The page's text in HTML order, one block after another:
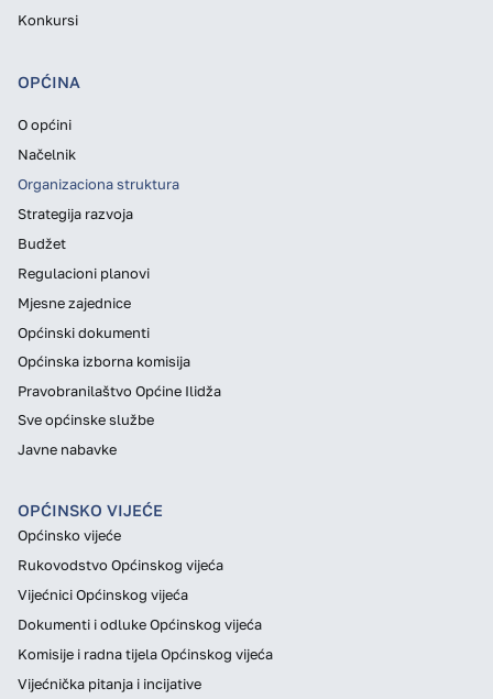
Konkursi
OPĆINA
O općini
Načelnik
Organizaciona struktura
Strategija razvoja
Budžet
Regulacioni planovi
Mjesne zajednice
Općinski dokumenti
Općinska izborna komisija
Pravobranilaštvo Općine Ilidža
Sve općinske službe
Javne nabavke
OPĆINSKO VIJEĆE
Općinsko vijeće
Rukovodstvo Općinskog vijeća
Vijećnici Općinskog vijeća
Dokumenti i odluke Općinskog vijeća
Komisije i radna tijela Općinskog vijeća
Vijećnička pitanja i incijative